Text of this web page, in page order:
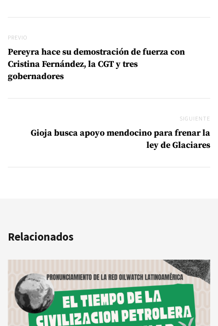
Previo
PREVIO
Pereyra hace su demostración de fuerza con
Cristina Fernández, la CGT y tres
gobernadores
SIGUIENTE
Gioja busca apoyo mendocino para frenar la
ley de Glaciares
Relacionados